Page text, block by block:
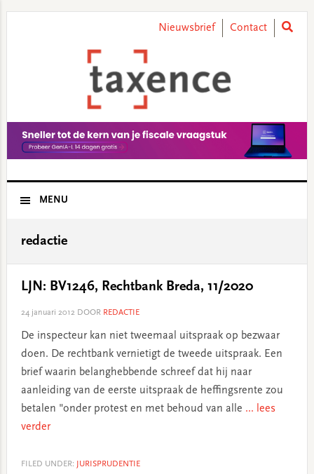
Nieuwsbrief Contact
MENU
redactie
LJN: BV1246, Rechtbank Breda, 11/2020
24 januari 2012DOOR REDACTIE
De inspecteur kan niet tweemaal uitspraak op bezwaar
doen. De rechtbank vernietigt de tweede uitspraak. Een
brief waarin belanghebbende schreef dat hij naar
aanleiding van de eerste uitspraak de heffingsrente zou
betalen "onder protest en met behoud van alle ... lees
verder
FILED UNDER: JURISPRUDENTIE